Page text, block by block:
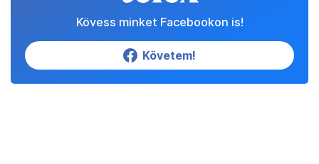
Kövess minket Facebookon is!
Követem!